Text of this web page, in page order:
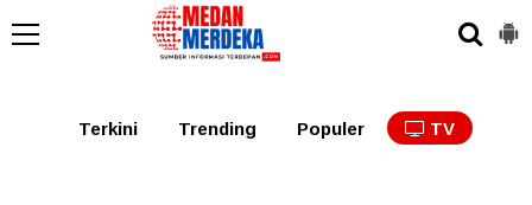
Tabagsel Tapanuli
Terkini Trending Populer TV